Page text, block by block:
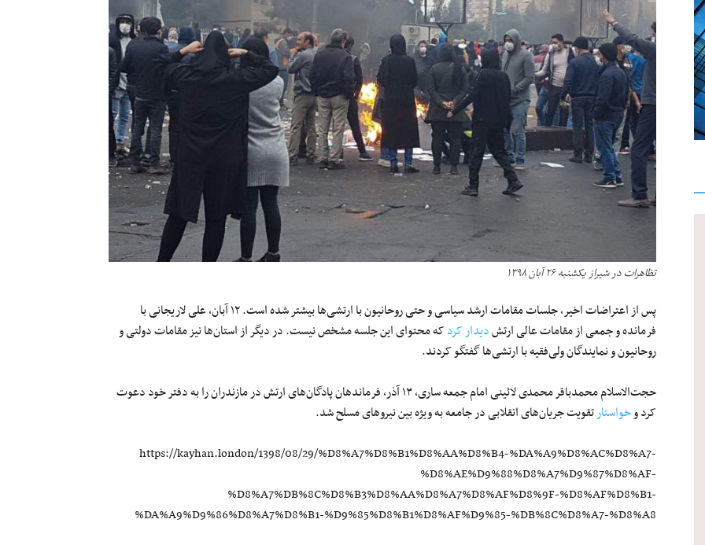
تظاهرات در شیراز یکشنبه ۲۶ آبان ۱۳۹۸
پس از اعتراضات اخیر، جلسات مقامات ارشد سیاسی و حتی روحانیون با ارتشی‌ها بیشتر شده است. ۱۲ آبان، علی لاریجانی با
فرمانده و جمعی از مقامات‌ عالی ارتشدیدار کردکه محتوای این جلسه مشخص نیست. در دیگر از استان‌ها نیز مقامات دولتی و
روحانیون و نمایندگان ولی‌فقیه با ارتشی‌ها گفتگو کردند.
حجت‌الاسلام محمدباقر محمدی لائینی امام جمعه ساری، ۱۳ آذر، فرماندهان پادگان‌های ارتش در مازندران را به دفتر خود دعوت
کرد وخواستارتقویت جریان‌های انقلابی در جامعه به ویژه بین نیروهای مسلح شد.
https://kayhan.london/1398/08/29/%D8%A7%D8%B1%D8%AA%D8%B4-%DA%A9%D8%AC%D8%A7-
%D8%AE%D9%88%D8%A7%D9%87%D8%AF-
%D8%A7%DB%8C%D8%B3%D8%AA%D8%A7%D8%AF%D8%9F-%D8%AF%D8%B1-
%DA%A9%D9%86%D8%A7%D8%B1-%D9%85%D8%B1%D8%AF%D9%85-%DB%8C%D8%A7-%D8%A8